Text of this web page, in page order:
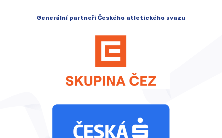
Generální partneři Českého atletického svazu